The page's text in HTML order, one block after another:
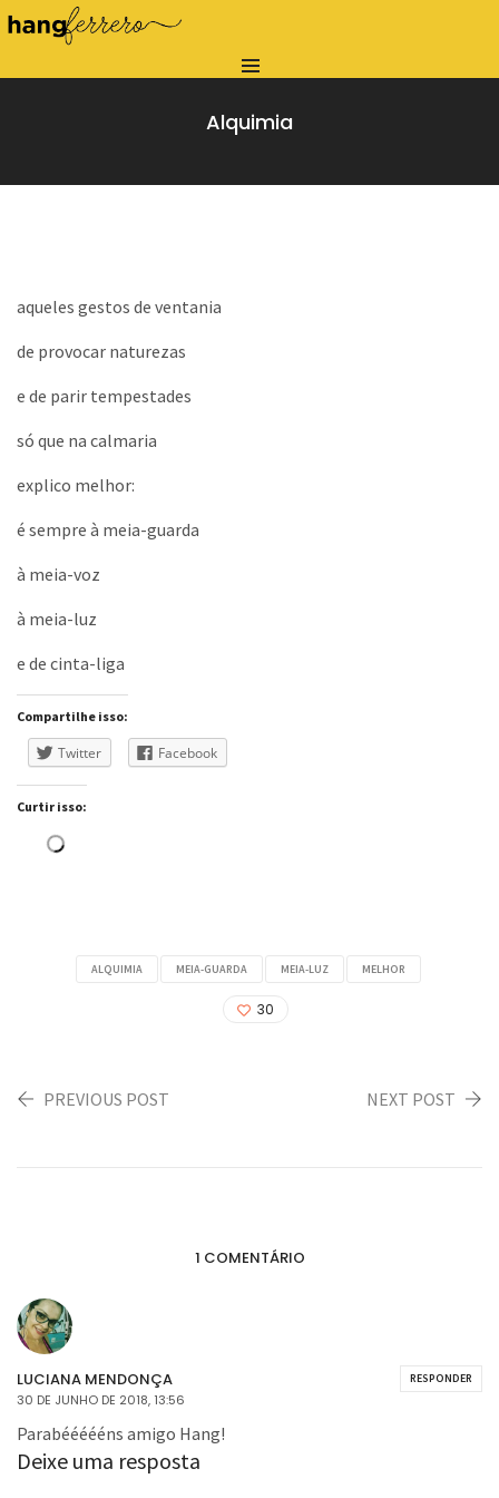
Alquimia
aqueles gestos de ventania
de provocar naturezas
e de parir tempestades
só que na calmaria
explico melhor:
é sempre à meia-guarda
à meia-voz
à meia-luz
e de cinta-liga
Compartilhe isso:
Twitter Facebook
Curtir isso:
Carregando...
ALQUIMIA MEIA-GUARDA MEIA-LUZ MELHOR
30
PREVIOUS POST NEXT POST
1 COMENTÁRIO
LUCIANA MENDONÇA RESPONDER
30 DE JUNHO DE 2018, 13:56
Parabéééééns amigo Hang!
Deixe uma resposta